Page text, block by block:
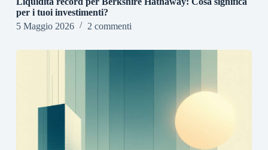
per i tuoi investimenti?
5 Maggio 2026
2 commenti